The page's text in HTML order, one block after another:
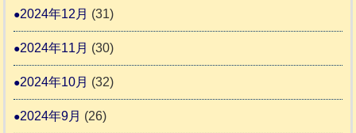
2024年12月 (31)
2024年11月 (30)
2024年10月 (32)
2024年9月 (26)